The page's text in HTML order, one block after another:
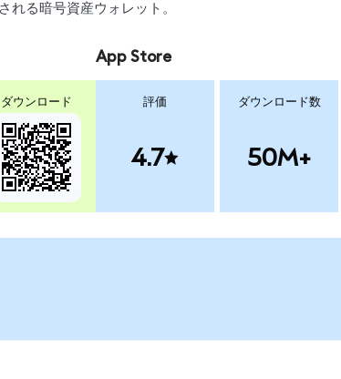
る暗号資産ウォレット。
ダウンロード
App Store
評価
4.7
ダウンロード数
50M+